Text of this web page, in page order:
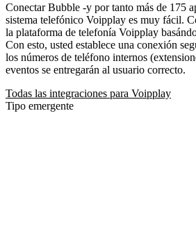
Conectar Bubble -y por tanto más de 175
sistema telefónico Voipplay es muy fácil.
la plataforma de telefonía Voipplay
Con esto, usted establece una conexión
los números de teléfono internos
eventos se entregarán al usuario correcto.
Todas las integraciones para Voipplay
Tipo emergente